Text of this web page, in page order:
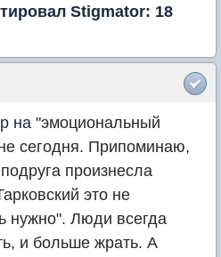
Stigmator: 18
на "эмоциональный
сегодня. Припоминаю,
произнесла
это не
нужно". Люди всегда
и больше жрать. А